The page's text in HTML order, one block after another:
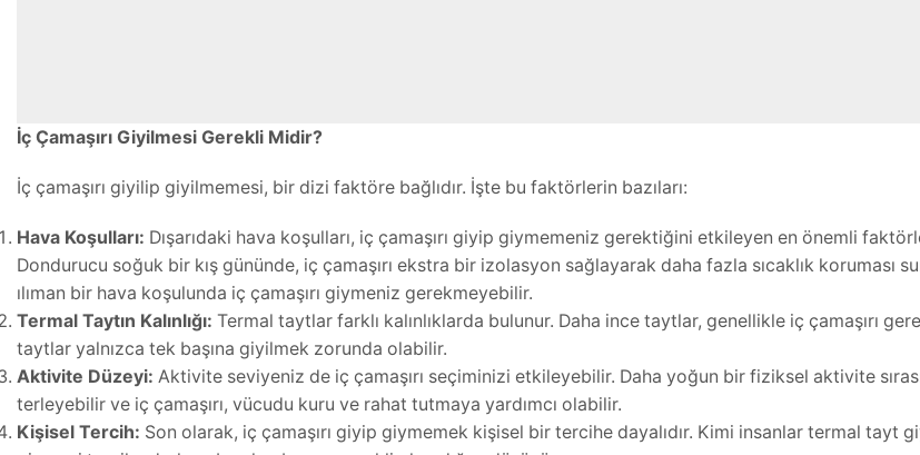
İç Çamaşırı Giyilmesi Gerekli Midir?
İç çamaşırı giyilip giyilmemesi, bir dizi faktöre bağlıdır. İşte bu faktörlerin bazıları:
Hava Koşulları: Dışarıdaki hava koşulları, iç çamaşırı giyip giymemeniz gerektiğini etkileyen en önemli
Dondurucu soğuk bir kış gününde, iç çamaşırı ekstra bir izolasyon sağlayarak daha fazla sıcaklık koruması
ılıman bir hava koşulunda iç çamaşırı giymeniz gerekmeyebilir.
Termal Taytın Kalınlığı: Termal taytlar farklı kalınlıklarda bulunur. Daha ince taytlar, genellikle iç çamaşırı
taytlar yalnızca tek başına giyilmek zorunda olabilir.
Aktivite Düzeyi: Aktivite seviyeniz de iç çamaşırı seçiminizi etkileyebilir. Daha yoğun bir fiziksel aktivite
terleyebilir ve iç çamaşırı, vücudu kuru ve rahat tutmaya yardımcı olabilir.
Kişisel Tercih: Son olarak, iç çamaşırı giyip giymemek kişisel bir tercihe dayalıdır. Kimi insanlar termal tayt